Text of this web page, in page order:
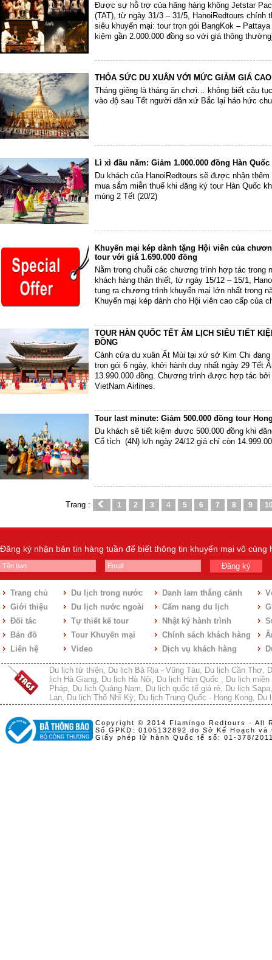
Được sự hỗ trợ của hãng hàng không Jetstar
(TAT), từ ngày 31/3 – 31/5, HanoiRedtours
siêu khuyến mại: tour trọn gói BangKok –
kiệm gần 2.000.000 đồng so với giá thông
THỎA SỨC DU XUÂN VỚI MỨC GIẢM GIÁ
Tháng giêng là tháng ăn chơi… không biết câu
vào độ sau Tết người dân xứ Bắc lại háo hức
Lì xì đầu năm: Giảm 1.000.000 đồng Hàn
Du khách của HanoiRedtours sẽ được nhận
mua sắm miễn thuế khi đăng ký tour Hàn Quốc
mùng 2 Tết (20/2)
Khuyến mại kép dành tặng Hội viên của
tour với giá 1.690.000 đồng
Nằm trong chuỗi các chương trình hợp tác trong
khách hàng thân thiết, từ ngày 15/12 – 15/1,
tung ra chương trình khuyến mại lớn nhất trong
Khuyến mại kép dành cho Hội viên cao cấp của
TOUR HÀN QUỐC TẾT ÂM LỊCH SIÊU TIẾT
ĐỒNG
Cánh cửa du xuân Ất Mùi tại xứ sở Kim Chi
trọn gói 6 ngày, khởi hành duy nhất ngày 29 Tết
13.990.000 đồng. Chương trình được hợp tác bởi
VietNam Airlines.
Tour last minute: Giảm 500.000 đồng tour
Du khách sẽ tiết kiệm được 500.000 đồng khi
Cổ tích (4N) k/h ngày 24/12 giá chỉ còn
Trang : 1 2 3 4 5 6 7 8 9
Đăng ký nhận bản tin hàng tuần để biết thông tin khuyến mại vô cùng
Đăng ký
Trang chủ
Giới thiệu
Đối tác
Bản đồ
Liên hệ
Du lịch trong nước
Du lịch nước ngoài
Tự thiết kế tour
Tour Khuyến mại
Video
Danh lam thắng cảnh
Cẩm nang du lịch
Nhật ký hành trình
Chính sách khách hàng
Dịch vụ khách hàng
Du lịch từ thiện, Du lịch Bà Rịa - Vũng Tàu, Du lịch Cần Thơ,
lịch Hà Giang, Du lịch Hà Nội, Du lịch Hàn Quốc , Du lịch miền
Pháp, Du lịch Quảng Nam, Du lịch quốc tế giá rẻ, Du lịch Sapa
Lan, Du lịch Thổ Nhĩ Kỳ, Du lịch Trung Quốc - Hong Kong, Du
Copyright © 2014 Flamingo Redtours - All
Số GPKD: 0105132892 do Sở Kế Hoạch
Giấy phép lữ hành Quốc tế số: 01-378/